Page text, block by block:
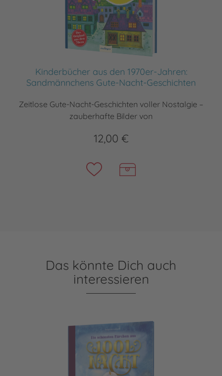
Kinderbücher aus den 1970er-Jahren:
Sandmännchens Gute-Nacht-Geschichten
Zeitlose Gute-Nacht-Geschichten voller Nostalgie –
zauberhafte Bilder von
12,00 €
Das könnte Dich auch
interessieren